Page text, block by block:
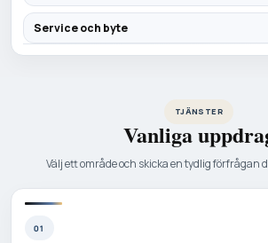
Service och byte
TJÄNSTER
Vanliga
Välj ett område och skicka en tydlig förfrågan
01